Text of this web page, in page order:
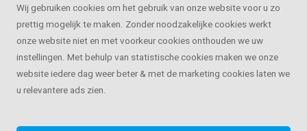
Wij gebruiken cookies om het gebruik van onze website voor u zo
prettig mogelijk te maken. Zonder noodzakelijke cookies werkt
onze website niet en met voorkeur cookies onthouden we uw
instellingen. Met behulp van statistische cookies maken we onze
website iedere dag weer beter & met de marketing cookies laten we
u relevantere ads zien.